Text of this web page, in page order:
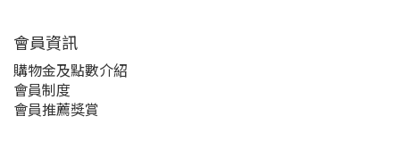
會員資訊
購物金及點數介紹
會員制度
會員推薦獎賞